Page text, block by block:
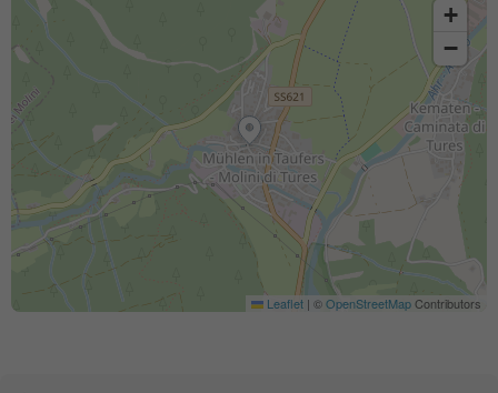
+
−
Leaflet | ©OpenStreetMapContributors